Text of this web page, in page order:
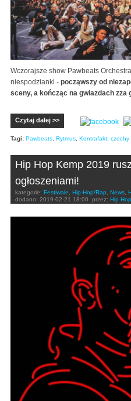
Wczorajsze show Pawbeats
niespodzianki - począwszy od
sceny, a kończąc na gwiazdach zza
Czytaj dalej >>
Tagi: Pawbeats Rytmus Kontrafakt czechy
Hip Hop Kemp 2019
ogłoszeniami!
kategorie: Festiwale Hip-Hop/Rap News
dodano: 2019-02-21 18:00 przez: Hip